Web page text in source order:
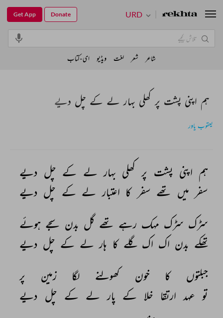
ہم اپنی پشت پر کھلی بہار لے کے چل دیے
یعقوب یاور
ہم اپنی پشت پر کھلی بہار لے کے چل دیے
سفر میں تھے سفر کا اعتبار لے کے چل دیے
سڑک سڑک مہک رہے تھے گل بدن سجے ہوئے
تھکے بدن اک اک گلے کا ہار لے کے چل دیے
جبلتوں
کا خون کھولنے لگا زمین
پر
تو عہد ارتقا خلا کے پار لے کے چل دیے
URD
Get App Donate
شاعر شعر لغت ویڈیو ای-کتاب